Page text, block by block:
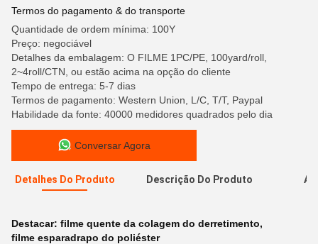
Termos do pagamento & do transporte
Quantidade de ordem mínima: 100Y
Preço: negociável
Detalhes da embalagem: O FILME 1PC/PE, 100yard/roll,
2~4roll/CTN, ou estão acima na opção do cliente
Tempo de entrega: 5-7 dias
Termos de pagamento: Western Union, L/C, T/T, Paypal
Habilidade da fonte: 40000 medidores quadrados pelo dia
Conversar Agora
Detalhes Do Produto Descrição Do Produto
Destacar: filme quente da colagem do derretimento,
filme esparadrapo do poliéster